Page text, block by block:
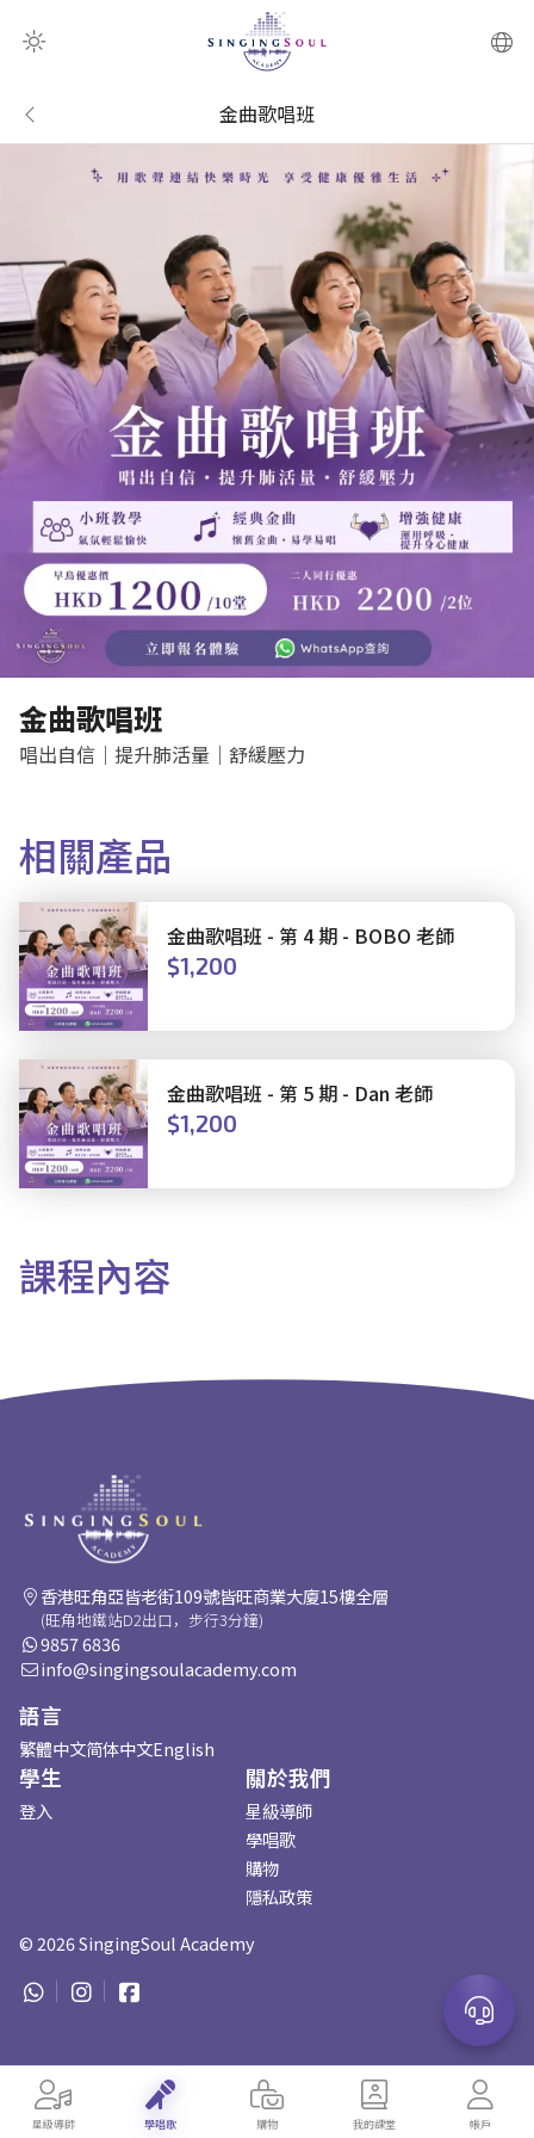
金曲歌唱班
金曲歌唱班
唱出自信｜提升肺活量｜舒緩壓力
相關產品
金曲歌唱班 - 第 4 期 - BOBO 老師
$1,200
金曲歌唱班 - 第 5 期 - Dan 老師
$1,200
課程內容
香港旺角亞皆老街109號皆旺商業大廈15樓全層
(旺角地鐵站D2出口，步行3分鐘)
9857 6836
info@singingsoulacademy.com
語言
繁體中文简体中文English
學生
登入
關於我們
星級導師
學唱歌
購物
隱私政策
© 2026SingingSoul Academy
星級導師 學唱歌 購物 我的課堂 帳戶
掃瞄器